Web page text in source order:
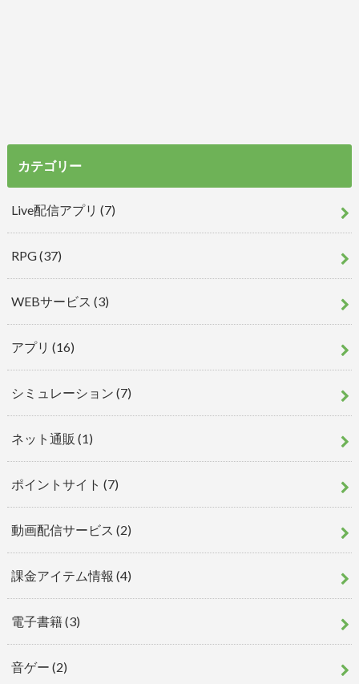
カテゴリー
Live配信アプリ (7)
RPG(37)
WEBサービス (3)
アプリ (16)
シミュレーション (7)
ネット通販 (1)
ポイントサイト (7)
動画配信サービス (2)
課金アイテム情報 (4)
電子書籍(3)
音ゲー (2)